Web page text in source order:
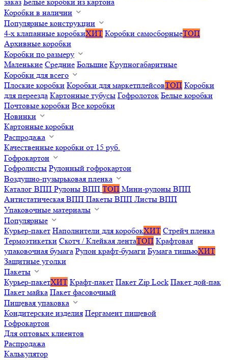
заказ Белые коробки из картона
Коробки в наличии
Популярные конструкции
4-х клапанные коробкиХИТ Коробки самосборныеТОП
Архивные коробки
Коробки по размеру
Маленькие Средние Большие Крупногабаритные
Коробки для всего
Плоские коробки Коробки для маркетплейсовТОП Коробки
для переезда Картонные тубусы Гофролоток Белые коробки
Почтовые коробки Все коробки
Новинки
Картонные коробки
Распродажа
Качественные коробки от 15 руб.
Гофрокартон
Гофролисты Рулонный гофрокартон
Воздушно-пузырьковая пленка
Каталог ВПП Рулоны ВПП ТОП Мини-рулоны ВПП
Антистатическая ВПП Пакеты ВПП Листы ВПП
Упаковочные материалы
Популярные
Курьер-пакет Наполнители для коробокХИТ Стрейч пленка
Термоэтикетки Скотч / Клейкая лентаТОП Крафтовая
упаковочная бумага Рулон крафт-бумаги Бумага тишьюХИТ
Защитные уголки
Пакеты
Курьер-пакетХИТ Крафт-пакет Пакет Zip Lock Пакет дой-пак
Пакет майка Пакет фасовочный
Пищевая упаковка
Кондитерские изделия Пергамент пищевой
Гофрокартон
Для оптовых клиентов
Распродажа
Калькулятор